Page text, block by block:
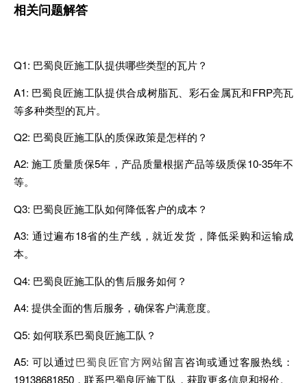
相关问题解答
Q1: 巴蜀良匠施工队提供哪些类型的瓦片？
A1: 巴蜀良匠施工队提供合成树脂瓦、彩石金属瓦和FRP亮瓦
等多种类型的瓦片。
Q2: 巴蜀良匠施工队的质保政策是怎样的？
A2: 施工质量质保5年，产品质量根据产品等级质保10-35年不
等。
Q3: 巴蜀良匠施工队如何降低客户的成本？
A3: 通过遍布18省的生产线，就近发货，降低采购和运输成
本。
Q4: 巴蜀良匠施工队的售后服务如何？
A4: 提供全面的售后服务，确保客户满意度。
Q5: 如何联系巴蜀良匠施工队？
A5: 可以通过巴蜀良匠官方网站留言咨询或通过客服热线：
19138681850，联系巴蜀良匠施工队，获取更多信息和报价。